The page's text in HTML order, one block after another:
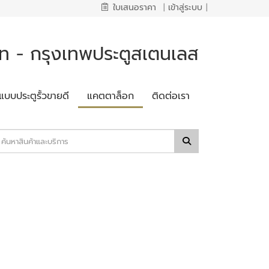
ใบเสนอราคา | เข้าสู่ระบบ |
- กรุงเทพประตูสเตนเลส
แบบประตูรั้วขายดี แคตตาล็อก ติดต่อเรา